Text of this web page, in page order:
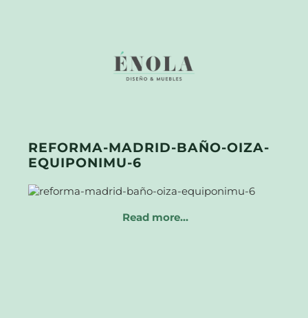
REFORMA-MADRID-BAÑO-OIZA-
EQUIPONIMU-6
Read more…